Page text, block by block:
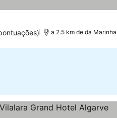
a 2.5 km de da Marinha